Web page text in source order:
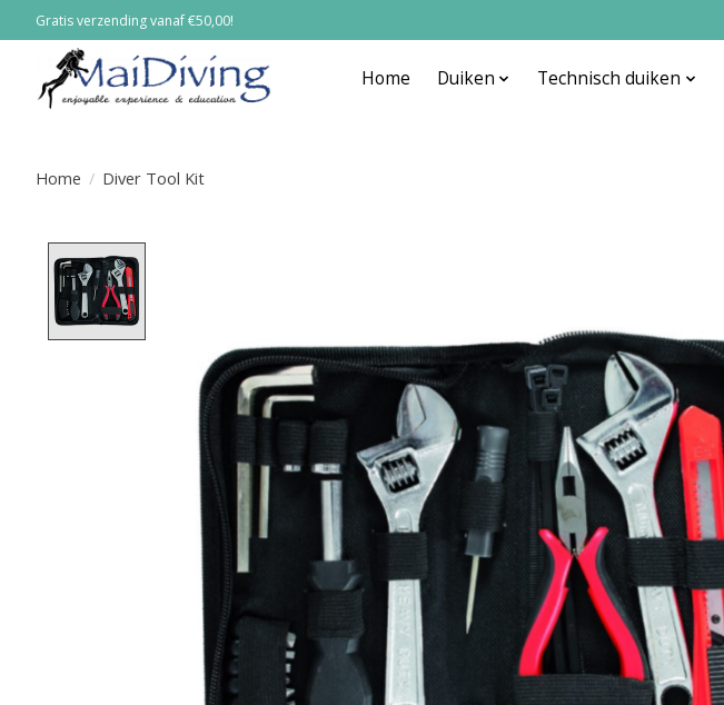
Gratis verzending vanaf €50,00!
Home Duiken Technisch duiken
Home / Diver Tool Kit